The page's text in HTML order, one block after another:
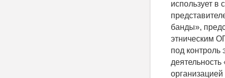
использует в
банды»,
этническим
под контроль